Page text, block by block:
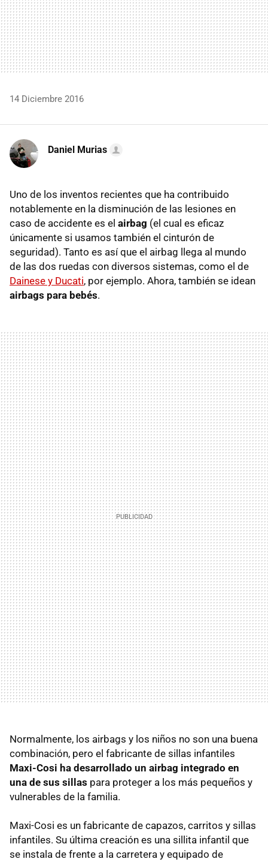
14 Diciembre 2016
Daniel Murias
Uno de los inventos recientes que ha contribuido
notablemente en la disminución de las lesiones en
caso de accidente es el airbag (el cual es eficaz
únicamente si usamos también el cinturón de
seguridad). Tanto es así que el airbag llega al mundo
de las dos ruedas con diversos sistemas, como el de
Dainese y Ducati, por ejemplo. Ahora, también se idean
airbags para bebés.
Normalmente, los airbags y los niños no son una buena
combinación, pero el fabricante de sillas infantiles
Maxi-Cosi ha desarrollado un airbag integrado en
una de sus sillas para proteger a los más pequeños y
vulnerables de la familia.
Maxi-Cosi es un fabricante de capazos, carritos y sillas
infantiles. Su última creación es una sillita infantil que
se instala de frente a la carretera y equipado de